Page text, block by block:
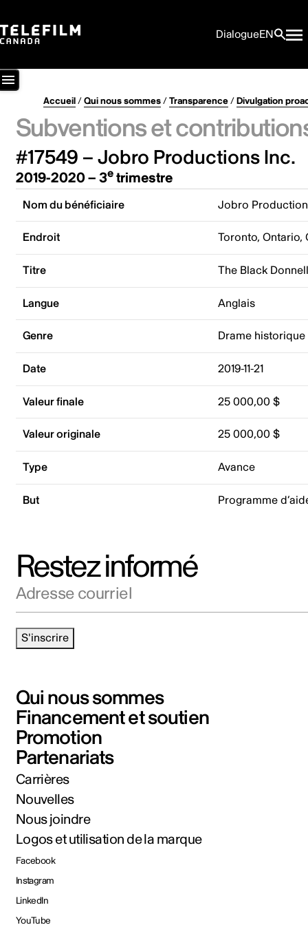
DialogueEN
Accueil/Qui nous sommes/Transparence/Divulgation
Subventions et
#17549 – Jobro Productions Inc.
2019-2020 – 3etrimestre
Nom du bénéficiaire Jobro
Endroit Toronto, Ontario,
Titre The Black
Langue Anglais
Genre Drame historique
Date 2019-11-21
Valeur finale 25 000,00 $
Valeur originale 25 000,00 $
Type Avance
But Programme
Restez informé
S'inscrire
Qui nous sommes
Financement et soutien
Promotion
Partenariats
Carrières
Nouvelles
Nous joindre
Logos et utilisation de la marque
Facebook
Instagram
LinkedIn
YouTube